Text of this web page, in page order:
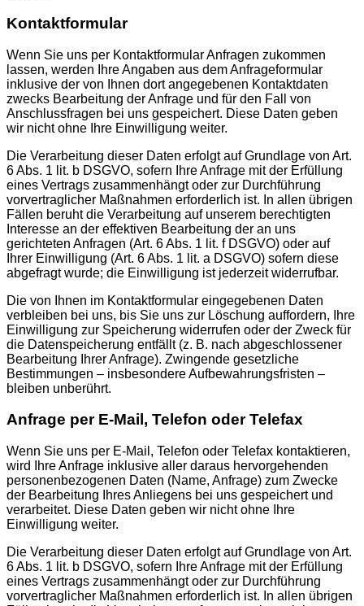
Kontaktformular
Wenn Sie uns per Kontaktformular Anfragen zukommen
lassen, werden Ihre Angaben aus dem Anfrageformular
inklusive der von Ihnen dort angegebenen Kontaktdaten
zwecks Bearbeitung der Anfrage und für den Fall von
Anschlussfragen bei uns gespeichert. Diese Daten geben
wir nicht ohne Ihre Einwilligung weiter.
Die Verarbeitung dieser Daten erfolgt auf Grundlage von Art.
6 Abs. 1 lit. b DSGVO, sofern Ihre Anfrage mit der Erfüllung
eines Vertrags zusammenhängt oder zur Durchführung
vorvertraglicher Maßnahmen erforderlich ist. In allen übrigen
Fällen beruht die Verarbeitung auf unserem berechtigten
Interesse an der effektiven Bearbeitung der an uns
gerichteten Anfragen (Art. 6 Abs. 1 lit. f DSGVO) oder auf
Ihrer Einwilligung (Art. 6 Abs. 1 lit. a DSGVO) sofern diese
abgefragt wurde; die Einwilligung ist jederzeit widerrufbar.
Die von Ihnen im Kontaktformular eingegebenen Daten
verbleiben bei uns, bis Sie uns zur Löschung auffordern, Ihre
Einwilligung zur Speicherung widerrufen oder der Zweck für
die Datenspeicherung entfällt (z. B. nach abgeschlossener
Bearbeitung Ihrer Anfrage). Zwingende gesetzliche
Bestimmungen – insbesondere Aufbewahrungsfristen –
bleiben unberührt.
Anfrage per E-Mail, Telefon oder Telefax
Wenn Sie uns per E-Mail, Telefon oder Telefax kontaktieren,
wird Ihre Anfrage inklusive aller daraus hervorgehenden
personenbezogenen Daten (Name, Anfrage) zum Zwecke
der Bearbeitung Ihres Anliegens bei uns gespeichert und
verarbeitet. Diese Daten geben wir nicht ohne Ihre
Einwilligung weiter.
Die Verarbeitung dieser Daten erfolgt auf Grundlage von Art.
6 Abs. 1 lit. b DSGVO, sofern Ihre Anfrage mit der Erfüllung
eines Vertrags zusammenhängt oder zur Durchführung
vorvertraglicher Maßnahmen erforderlich ist. In allen übrigen